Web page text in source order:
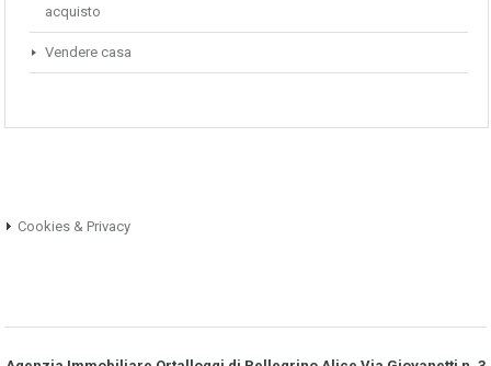
acquisto
Vendere casa
Cookies & Privacy